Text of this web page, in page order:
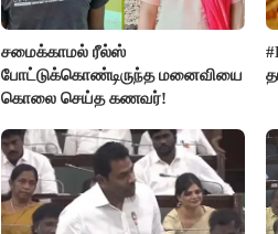
சமைக்காமல் ரீல்ஸ்
போட்டுக்கொண்டிருந்த மனைவியை
கொலை செய்த கணவர்!